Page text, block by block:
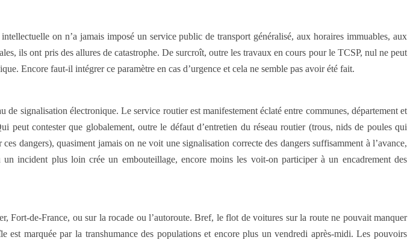
on n’a jamais imposé un service public de transport généralisé, aux horaires immuables, aux
ils ont pris des allures de catastrophe. De surcroît, outre les travaux en cours pour le TCSP, nul ne peut
Encore faut-il intégrer ce paramètre en cas d’urgence et cela ne semble pas avoir été fait.
de signalisation électronique. Le service routier est manifestement éclaté entre communes, département et
contester que globalement, outre le défaut d’entretien du réseau routier (trous, nids de poules qui
dangers), quasiment jamais on ne voit une signalisation correcte des dangers suffisamment à l’avance,
incident plus loin crée un embouteillage, encore moins les voit-on participer à un encadrement des
Fort-de-France, ou sur la rocade ou l’autoroute. Bref, le flot de voitures sur la route ne pouvait manquer
marquée par la transhumance des populations et encore plus un vendredi après-midi. Les pouvoirs